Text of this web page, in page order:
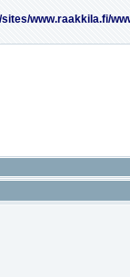
www.raakkila.fi/